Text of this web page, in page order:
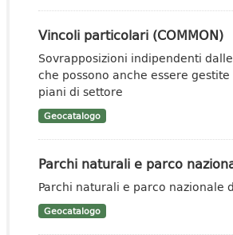
Vincoli particolari (COMMON)
Sovrapposizioni indipendenti
che possono anche essere
piani di settore
Geocatalogo
Parchi naturali e parco
Parchi naturali e parco nazionale
Geocatalogo